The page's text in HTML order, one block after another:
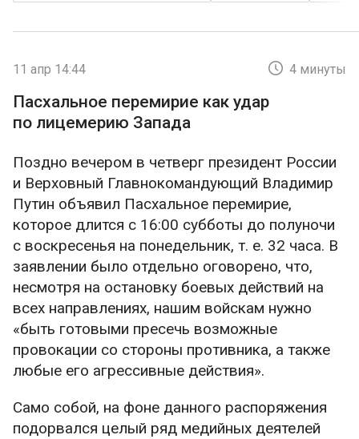
Отечественной войны, и аналогичного подхода
придерживается современная Россия,
добиваясь поставленных целей не только в
военном, но и в политико-экономическом
плане.
текстов своих уютных бложиков призывает
нашу страну наполниться ненавистью и начать
неизбирательные бомбардировки, включая
ядерные (при том, что для России в этом нет
нужды, так как мы не находимся в каком-то
отчаянном положении), не хотят видеть
Русскую Победу. Они хотят увидеть позор
России перед теми, кто питает к нам
благожелательный нейтралитет, сохраняет и
приумножает отношения с Россией и
участвует в наших проектах, призванных
устранить рудименты гегемонизма США и их
европейских союзников.
11 апр 14:44 4 минуты
Пасхальное перемирие как удар
по лицемерию Запада
Поздно вечером в четверг президент России
и Верховный Главнокомандующий Владимир
Путин объявил Пасхальное перемирие,
которое длится с 16:00 субботы до полуночи
с воскресенья на понедельник, т. е. 32 часа. В
заявлении было отдельно оговорено, что,
несмотря на остановку боевых действий на
всех направлениях, нашим войскам нужно
«быть готовыми пресечь возможные
провокации со стороны противника, а также
любые его агрессивные действия».
Само собой, на фоне данного распоряжения
подорвался целый ряд медийных деятелей